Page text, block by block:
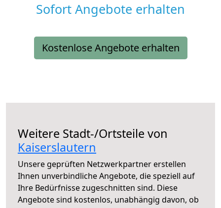
Sofort Angebote erhalten
Kostenlose Angebote erhalten
Weitere Stadt-/Ortsteile von
Kaiserslautern
Unsere geprüften Netzwerkpartner erstellen
Ihnen unverbindliche Angebote, die speziell auf
Ihre Bedürfnisse zugeschnitten sind. Diese
Angebote sind kostenlos, unabhängig davon, ob